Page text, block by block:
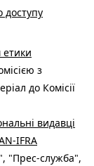
доступу
етики
з
до Комісії
видавці
IFRA
"Прес-служба",